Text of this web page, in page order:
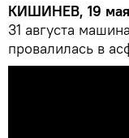
КИШИНЕВ, 19
31 августа
провалилась в